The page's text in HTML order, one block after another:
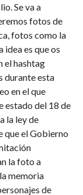
Se va a
fotos de
fotos como la
idea es que os
el hashtag
durante esta
en el que
estado del 18 de
la ley de
que el Gobierno
la foto a
memoria
de